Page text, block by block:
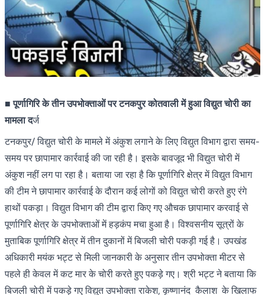
■ पूर्णागिरि के तीन उपभोक्ताओं पर टनकपुर कोतवाली में हुआ विद्युत चोरी का
मामला दर्ज
टनकपुर/ विद्युत चोरी के मामले में अंकुश लगाने के लिए विद्युत विभाग द्वारा समय-
समय पर छापामार कार्रवाई की जा रही है। इसके बावजूद भी विद्युत चोरी में
अंकुश नहीं लग पा रहा है। बताया जा रहा है कि पूर्णागिरि क्षेत्र में विद्युत विभाग
की टीम ने छापामार कार्रवाई के दौरान कई लोगों को विद्युत चोरी करते हुए रंगे
हाथों पकड़ा। विद्युत विभाग की टीम द्वारा किए गए औचक छापामार करवाई से
पूर्णागिरि क्षेत्र के उपभोक्ताओं में हड़कंप मचा हुआ है। विश्वसनीय सूत्रों के
मुताबिक पूर्णागिरि क्षेत्र में तीन दुकानों में बिजली चोरी पकड़ी गई है। उपखंड
अधिकारी मयंक भट्ट से मिली जानकारी के अनुसार तीन उपभोक्ता मीटर से
पहले ही केवल में कट मार के चोरी करते हुए पकड़े गए। श्री भट्ट ने बताया कि
बिजली चोरी में पकड़े गए विद्युत उपभोक्ता राकेश, कृष्णानंद कैलाश के खिलाफ